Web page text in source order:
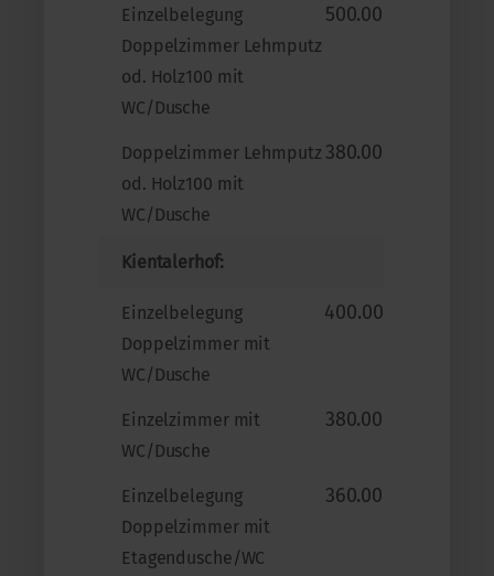
Einzelbelegung
Doppelzimmer Lehmputz
od. Holz100 mit
WC/Dusche
500.00
Doppelzimmer Lehmputz
od. Holz100 mit
WC/Dusche
380.00
Kientalerhof:
Einzelbelegung
Doppelzimmer mit
WC/Dusche
400.00
Einzelzimmer mit
WC/Dusche
380.00
Einzelbelegung
Doppelzimmer mit
Etagendusche/WC
360.00